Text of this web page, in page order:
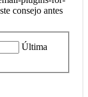
consejo antes
Última